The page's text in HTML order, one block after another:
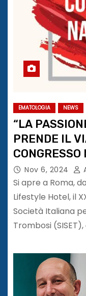
EMATOLOGIA NEWS
“LA
PRENDE IL
Nov 6, 2024
Si apre a Roma,
Lifestyle Hotel, il
Società Italiana
Trombosi